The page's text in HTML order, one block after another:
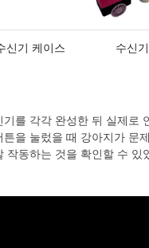
신기 케이스 수신
기를 각각 완성한 뒤 실제로
튼을 눌렀을 때 강아지가 문
작동하는 것을 확인할 수 있